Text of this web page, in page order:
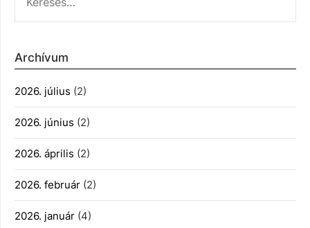
Archívum
2026. július (2)
2026. június (2)
2026. április (2)
2026. február (2)
2026. január (4)